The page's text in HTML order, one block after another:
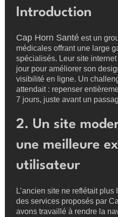
Introduction
Cap Horn Santé est un
médicales offrant une large
spécialisés. Leur site
jour pour améliorer son
visibilité en ligne. Un
attendait : repenser
7 jours, juste avant un
2. Un site
une meilleure
utilisateur
L’ancien site ne reflétait plus
des services proposés par
avons travaillé à rendre la